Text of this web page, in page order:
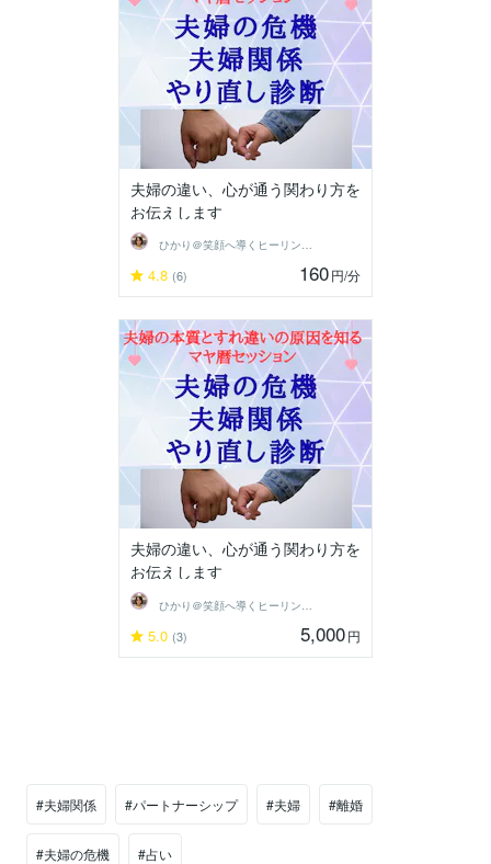
夫婦の違い、心が通う関わり方を
お伝えします
ひかり＠笑顔へ導くヒーリングセラピスト
4.8 (6) 160円/分
夫婦の違い、心が通う関わり方を
お伝えします
5.0 (3) 5,000円
#夫婦関係 #パートナーシップ #夫婦 #離婚
#夫婦の危機 #占い